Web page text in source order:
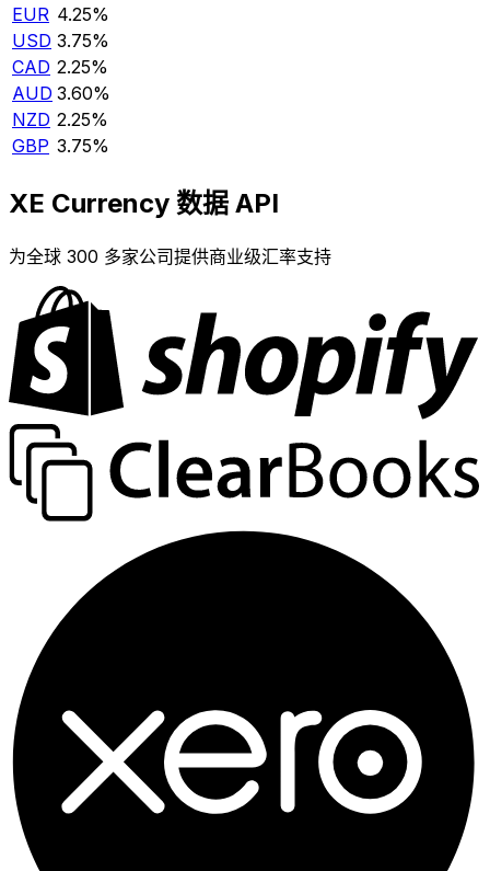
EUR 4.25%
USD 3.75%
CAD 2.25%
AUD 3.60%
NZD 2.25%
GBP 3.75%
XE Currency 数据 API
为全球 300 多家公司提供商业级汇率支持